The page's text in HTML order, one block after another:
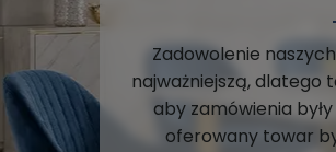
Zadowolenie
najważniejszą, dlatego
aby zamówienia
oferowany towar